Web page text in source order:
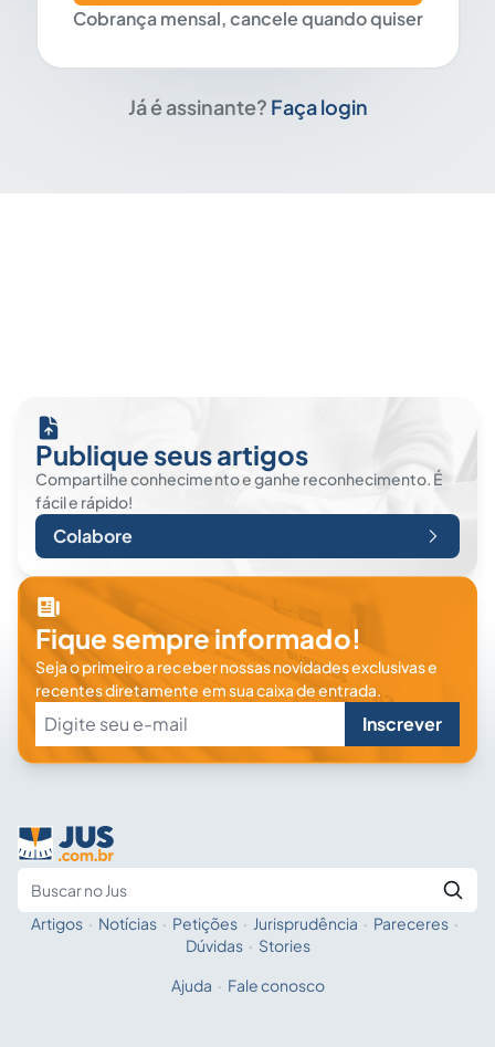
Cobrança mensal, cancele quando quiser
Já é assinante? Faça login
Publique seus artigos
Compartilhe conhecimento e ganhe reconhecimento. É
fácil e rápido!
Colabore
Fique sempre informado!
Seja o primeiro a receber nossas novidades exclusivas e
recentes diretamente em sua caixa de entrada.
Inscrever
Fale com a IA
Artigos · Notícias · Petições · Jurisprudência · Pareceres ·
Dúvidas · Stories
Ajuda · Fale conosco